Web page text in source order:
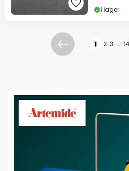
I lager
Föregående
1 2 3 ... 14